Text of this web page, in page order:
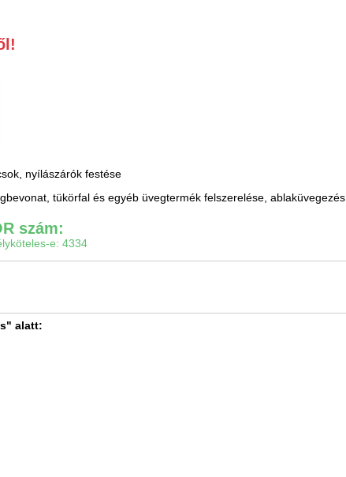
nyílászárók festése
tükörfal és egyéb üvegtermék felszerelése, ablaküvegezés
szám:
e: 4334
alatt: